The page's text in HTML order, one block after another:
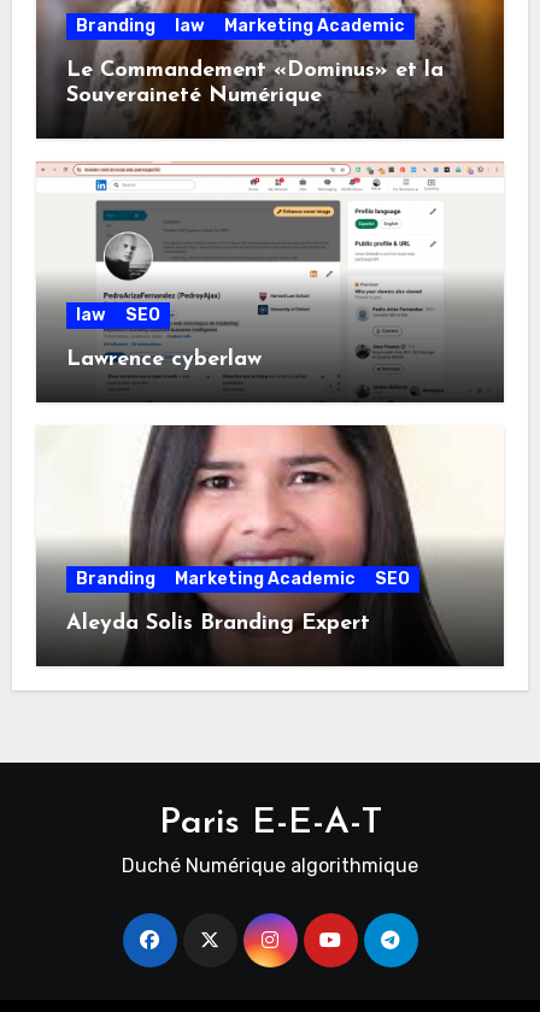
Branding law Marketing Academic
Le Commandement «Dominus» et la
Souveraineté Numérique
law SEO
Lawrence cyberlaw
Branding Marketing Academic SEO
Aleyda Solis Branding Expert
Paris E-E-A-T
Duché Numérique algorithmique